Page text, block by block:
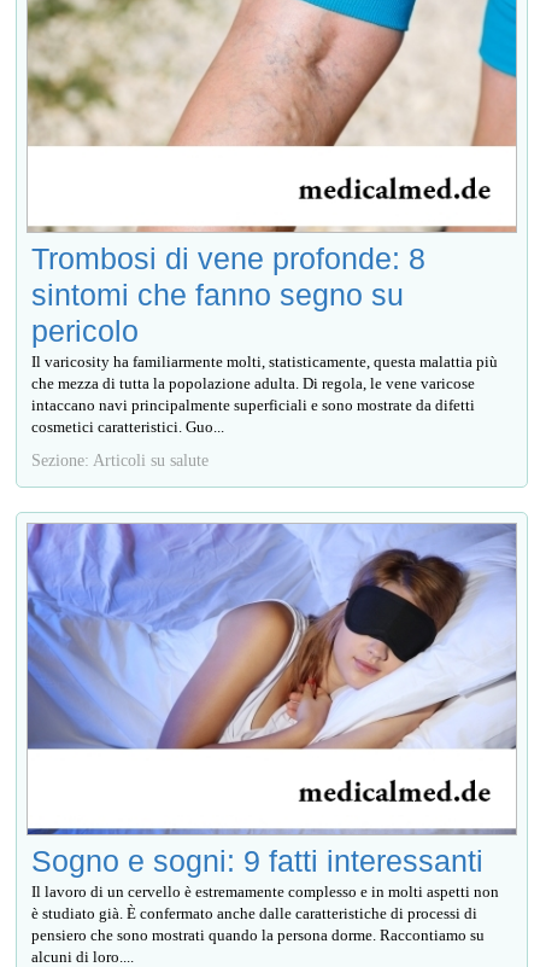
Trombosi di vene profonde: 8
sintomi che fanno segno su
pericolo
Il varicosity ha familiarmente molti, statisticamente, questa malattia più
che mezza di tutta la popolazione adulta. Di regola, le vene varicose
intaccano navi principalmente superficiali e sono mostrate da difetti
cosmetici caratteristici. Guo...
Sezione: Articoli su salute
Sogno e sogni: 9 fatti interessanti
Il lavoro di un cervello è estremamente complesso e in molti aspetti non
è studiato già. È confermato anche dalle caratteristiche di processi di
pensiero che sono mostrati quando la persona dorme. Raccontiamo su
alcuni di loro....